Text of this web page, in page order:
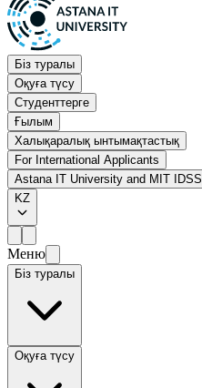
Біз туралы
Оқуға түсу
Студенттерге
Ғылым
Халықаралық ынтымақтастық
For International Applicants
Astana IT University and MIT IDSS
KZ
Меню
Біз туралы
Оқуға түсу